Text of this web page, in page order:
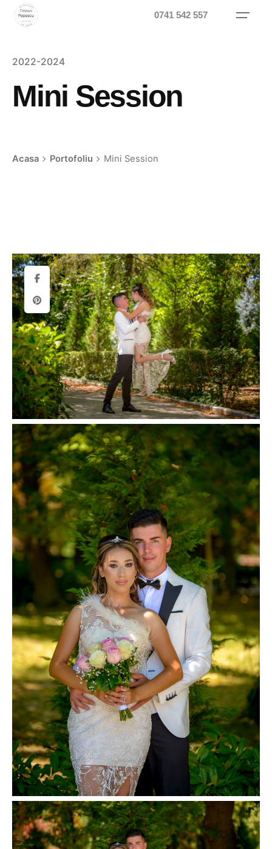
Skip
0741 542 557
2022-2024
Mini Session
Acasa Portofoliu Mini Session